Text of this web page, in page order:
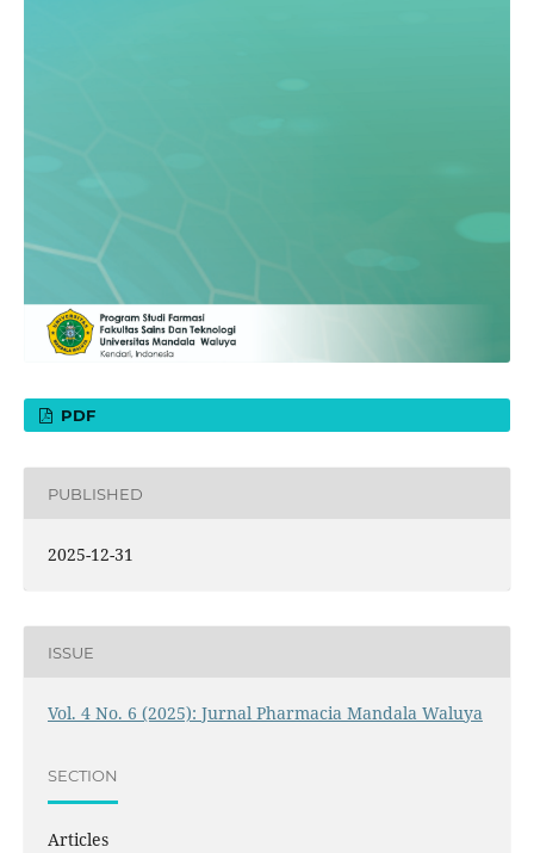
PDF
PUBLISHED
2025-12-31
ISSUE
Vol. 4 No. 6 (2025): Jurnal Pharmacia Mandala Waluya
SECTION
Articles